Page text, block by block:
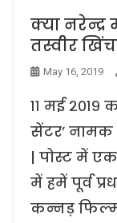
क्या नरेन्द्र
तस्वीर
May 16, 2019
११ मई
सेंटर’ नामक
| पोस्ट में
में हमें पूर्व
कन्नड़